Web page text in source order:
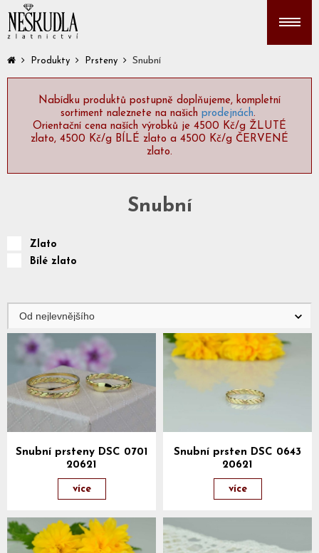
Produkty Prsteny Snubní
Nabídku produktů postupně doplňujeme, kompletní
sortiment naleznete na našich prodejnách.
Orientační cena naších výrobků je 4500 Kč/g ŽLUTÉ
zlato, 4500 Kč/g BÍLÉ zlato a 4500 Kč/g ČERVENÉ
zlato.
Snubní
Zlato
Bílé zlato
Snubní prsteny DSC 0701
20621
více
Snubní prsten DSC 0643
20621
více